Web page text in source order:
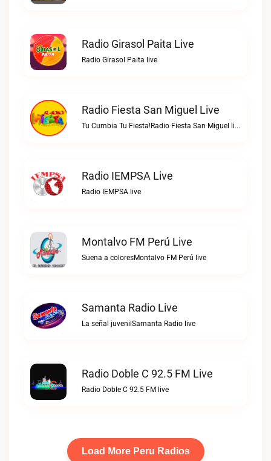
Radio Girasol Paita Live
Radio Girasol Paita live
Radio Fiesta San Miguel Live
Tu Cumbia Tu Fiesta!Radio Fiesta San Miguel live
Radio IEMPSA Live
Radio IEMPSA live
Montalvo FM Perú Live
Suena a coloresMontalvo FM Perú live
Samanta Radio Live
La señal juvenilSamanta Radio live
Radio Doble C 92.5 FM Live
Radio Doble C 92.5 FM live
Load More Peru Radios